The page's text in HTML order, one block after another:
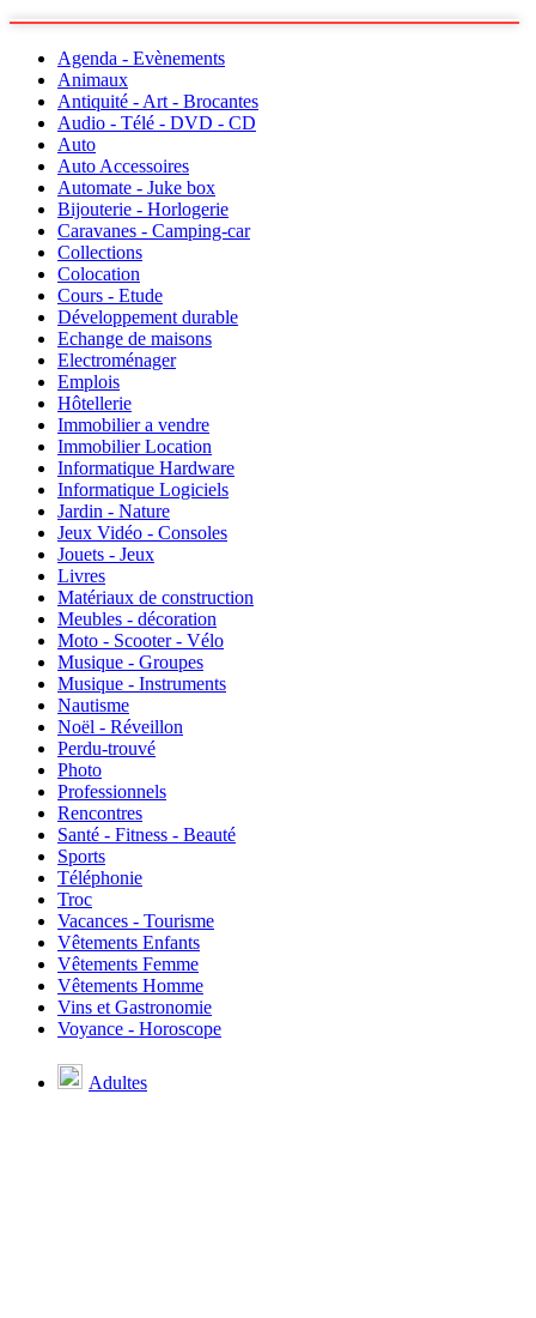
Agenda - Evènements
Animaux
Antiquité - Art - Brocantes
Audio - Télé - DVD - CD
Auto
Auto Accessoires
Automate - Juke box
Bijouterie - Horlogerie
Caravanes - Camping-car
Collections
Colocation
Cours - Etude
Développement durable
Echange de maisons
Electroménager
Emplois
Hôtellerie
Immobilier a vendre
Immobilier Location
Informatique Hardware
Informatique Logiciels
Jardin - Nature
Jeux Vidéo - Consoles
Jouets - Jeux
Livres
Matériaux de construction
Meubles - décoration
Moto - Scooter - Vélo
Musique - Groupes
Musique - Instruments
Nautisme
Noël - Réveillon
Perdu-trouvé
Photo
Professionnels
Rencontres
Santé - Fitness - Beauté
Sports
Téléphonie
Troc
Vacances - Tourisme
Vêtements Enfants
Vêtements Femme
Vêtements Homme
Vins et Gastronomie
Voyance - Horoscope
Adultes